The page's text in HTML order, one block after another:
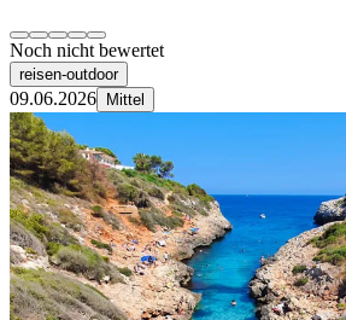
Noch nicht bewertet
reisen-outdoor
09.06.2026 Mittel